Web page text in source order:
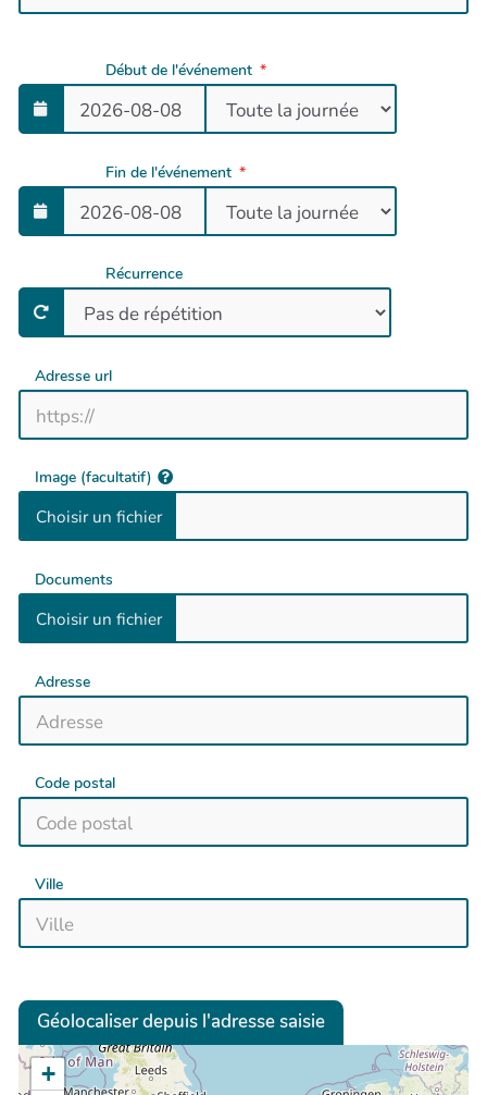
Début de l'événement
Fin de l'événement
Récurrence
Adresse url
Image (facultatif)
Documents
Adresse
Code postal
Ville
Géolocaliser depuis l'adresse saisie
+